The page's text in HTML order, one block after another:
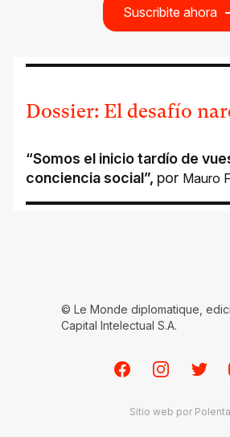
Suscribite ahora
Dossier: El desafío
“Somos el inicio tardío de
conciencia social”, por Mauro
© Le Monde diplomatique,
Capital Intelectual S.A.
FacebookInstagramTwitter
Sitio web por Polenta